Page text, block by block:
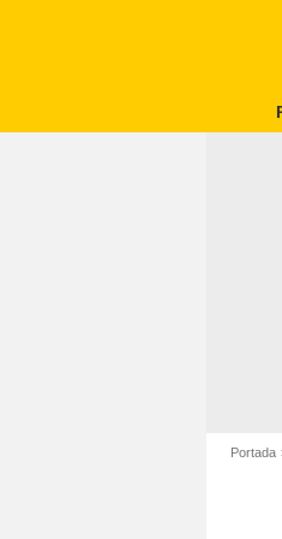
Portada